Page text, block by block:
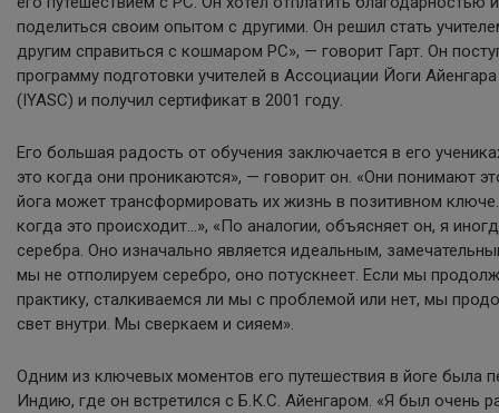
поделиться своим опытом с другими. Он решил стать
другим справиться с кошмаром РС», — говорит Гарт. Он
программу подготовки учителей в Ассоциации Йоги
(IYASC) и получил сертификат в 2001 году.
Его большая радость от обучения заключается в его
это когда они проникаются», — говорит он. «Они понимают
йога может трансформировать их жизнь в позитивном
когда это происходит…», «По аналогии, объясняет он, я
серебра. Оно изначально является идеальным,
мы не отполируем серебро, оно потускнеет. Если мы
практику, сталкиваемся ли мы с проблемой или нет, мы
свет внутри. Мы сверкаем и сияем».
Одним из ключевых моментов его путешествия в йоге была
Индию, где он встретился с Б.К.С. Айенгаром. «Я был очень